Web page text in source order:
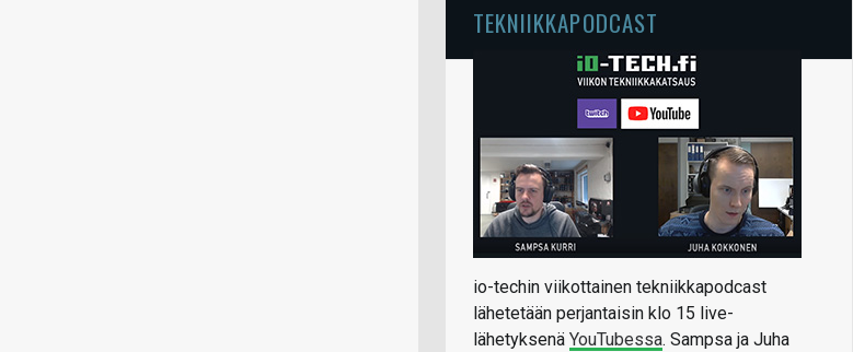
TEKNIIKKAPODCAST
io-techin viikottainen tekniikkapodcast
lähetetään perjantaisin klo 15 live-
lähetyksenä YouTubessa. Sampsa ja Juha